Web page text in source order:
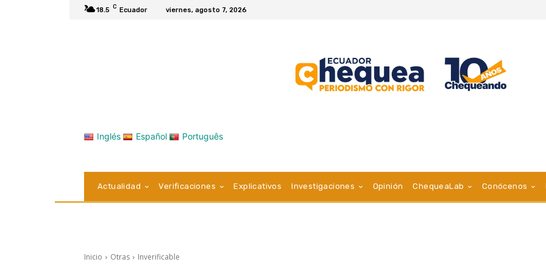
18.5 C Ecuador viernes, agosto 7, 2026
Inglés Español Português
Actualidad Verificaciones Explicativos Investigaciones Opinión ChequeaLab Conócenos
Inicio Otras Inverificable